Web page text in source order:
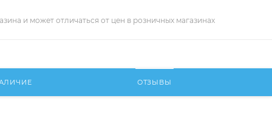
и может отличаться от цен в розничных магазинах
ОТЗЫВЫ